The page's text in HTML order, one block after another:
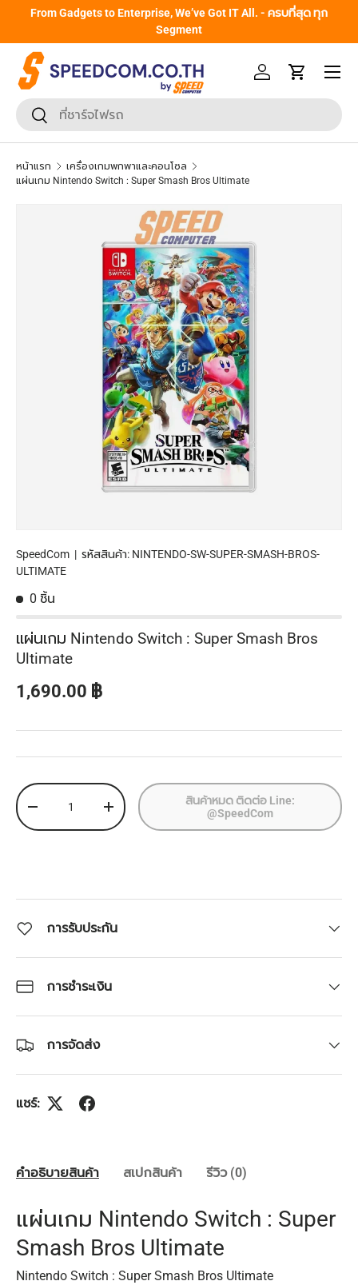
From Gadgets to Enterprise, We’ve Got IT All. - ครบที่สุด ทุก
Segment
ค้นหา
ยืนยันการค้นหา
เข้าสู่ระบบรถเข็น
หน้าเมนู
หน้าแรก
เครื่องเกมพกพาและคอนโซล
แผ่นเกม Nintendo Switch : Super Smash Bros Ultimate
ข้ามไปยังข้อมูลสินค้า
SpeedCom | รหัสสินค้า: NINTENDO-SW-SUPER-SMASH-BROS-
ULTIMATE
0 ชิ้น
แผ่นเกม Nintendo Switch : Super Smash Bros
Ultimate
ราคาปกติ
1,690.00 ฿
จำนวน
ลดจำนวน
เพิ่มจำนวน
สินค้าหมด ติดต่อ Line:
@SpeedCom
การรับประกัน
การชำระเงิน
การจัดส่ง
แชร์:
คำอธิบายสินค้า สเปกสินค้า รีวิว (0)
แผ่นเกม Nintendo Switch : Super
Smash Bros Ultimate
Nintendo Switch : Super Smash Bros Ultimate